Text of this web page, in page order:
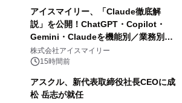
アイスマイリー、「Claude徹底解
説」を公開！ChatGPT・Copilot・
Gemini・Claudeを機能別／業務別に
比較―自社に合う生成AIの選び方がわ
かる実践ガイド
株式会社アイスマイリー
15時間前
アスクル、新代表取締役社長CEOに成
松 岳志が就任